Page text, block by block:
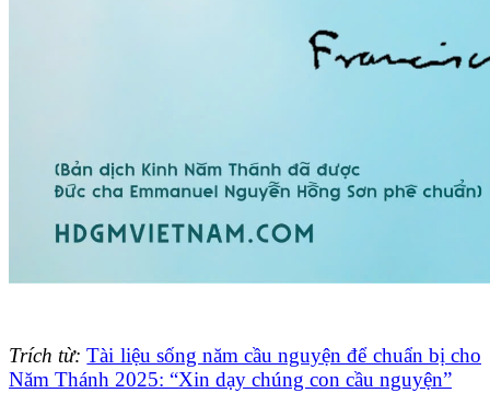
Trích từ:Tài liệu sống năm cầu nguyện để chuẩn bị cho
Năm Thánh 2025: “Xin dạy chúng con cầu nguyện”